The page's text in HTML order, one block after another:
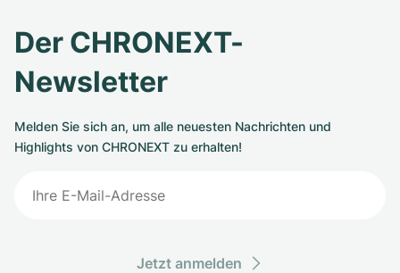
Der CHRONEXT-
Newsletter
Melden Sie sich an, um alle neuesten Nachrichten und
Highlights von CHRONEXT zu erhalten!
Jetzt anmelden